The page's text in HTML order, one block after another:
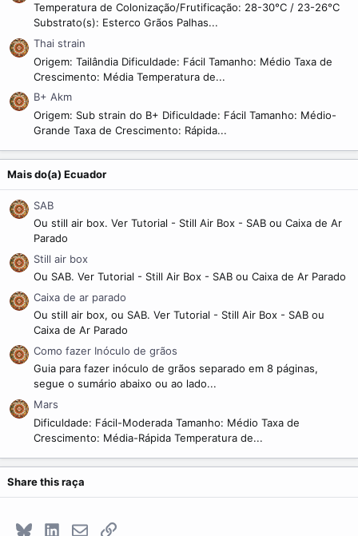
Temperatura de Colonização/Frutificação: 28-30°C / 23-26°C
Substrato(s): Esterco Grãos Palhas...
Thai strain
Origem: Tailândia Dificuldade: Fácil Tamanho: Médio Taxa de
Crescimento: Média Temperatura de...
B+ Akm
Origem: Sub strain do B+ Dificuldade: Fácil Tamanho: Médio-
Grande Taxa de Crescimento: Rápida...
Mais do(a) Ecuador
SAB
Ou still air box. Ver Tutorial - Still Air Box - SAB ou Caixa de Ar
Parado
Still air box
Ou SAB. Ver Tutorial - Still Air Box - SAB ou Caixa de Ar Parado
Caixa de ar parado
Ou still air box, ou SAB. Ver Tutorial - Still Air Box - SAB ou
Caixa de Ar Parado
Como fazer Inóculo de grãos
Guia para fazer inóculo de grãos separado em 8 páginas,
segue o sumário abaixo ou ao lado...
Mars
Dificuldade: Fácil-Moderada Tamanho: Médio Taxa de
Crescimento: Média-Rápida Temperatura de...
Share this raça
Bluesky LinkedInE-mailLink